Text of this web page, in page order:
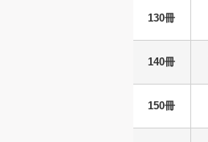
130冊
140冊
150冊